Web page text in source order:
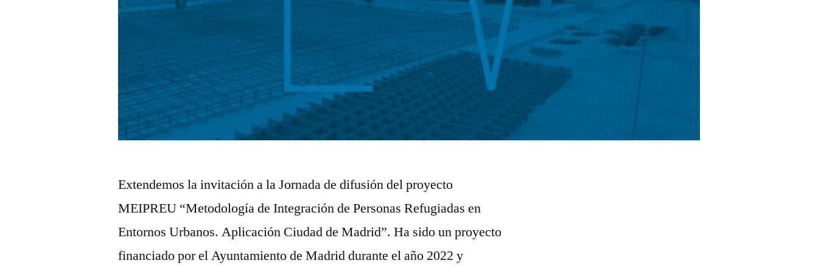
Extendemos la invitación a la Jornada de difusión del proyecto
MEIPREU “Metodología de Integración de Personas Refugiadas en
Entornos Urbanos. Aplicación Ciudad de Madrid”. Ha sido un proyecto
financiado por el Ayuntamiento de Madrid durante el año 2022 y